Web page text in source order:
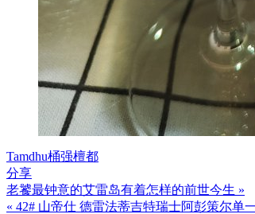
Tamdhu桶强檀都
分享
文
老饕最钟意的艾雷岛有着怎样的前世今生 »
« 42# 山帝仕 德雷法蒂吉特瑞士阿彭策尔单